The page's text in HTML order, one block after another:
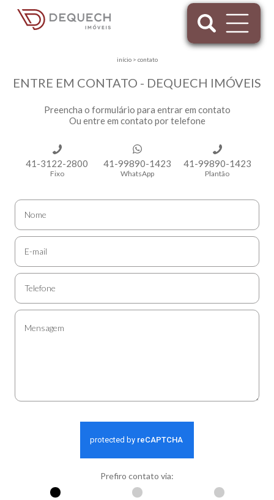
início> contato
ENTRE EM CONTATO - DEQUECH IMÓVEIS
Preencha o formulário para entrar em contato
Ou entre em contato por telefone
41-3122-2800
Fixo
41-99890-1423
WhatsApp
41-99890-1423
Plantão
Prefiro contato via: